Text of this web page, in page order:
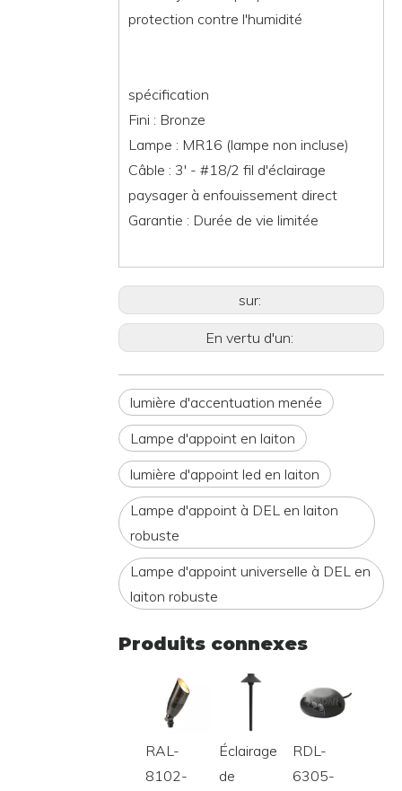
protection contre l'humidité
spécification
Fini : Bronze
Lampe : MR16 (lampe non incluse)
Câble : 3' - #18/2 fil d'éclairage
paysager à enfouissement direct
Garantie : Durée de vie limitée
sur:
En vertu d'un:
lumière d'accentuation menée
Lampe d'appoint en laiton
lumière d'appoint led en laiton
Lampe d'appoint à DEL en laiton
robuste
Lampe d'appoint universelle à DEL en
laiton robuste
Produits connexes
RAL-
8102-
Éclairage
de
RDL-
6305-